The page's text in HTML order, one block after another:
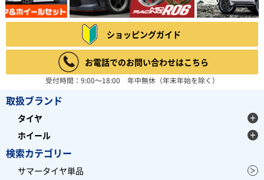
ショッピングガイド
お電話でのお問い合わせはこちら
受付時間：9:00～18:00 年中無休（年末年始を除く）
取扱ブランド
タイヤ
ホイール
検索カテゴリー
サマータイヤ単品